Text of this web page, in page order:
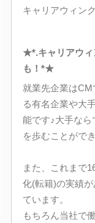
キャリアウィン
★*.キャリアウィ
も！*★
就業先企業は
る有名企業や大
能です♪大手な
を歩むことがで
また、これまで
化(転籍)の実績
ています。
もちろん当社で